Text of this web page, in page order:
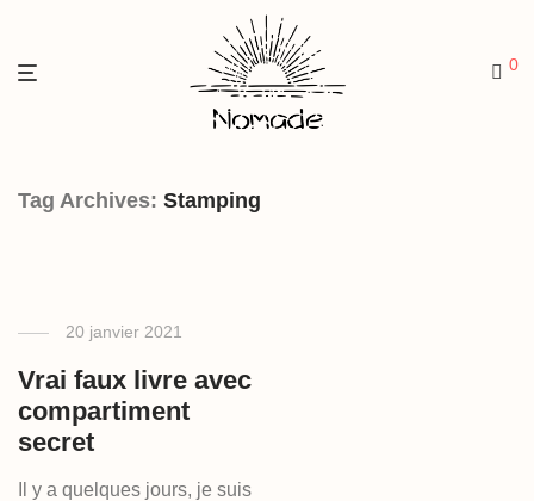
0
Tag Archives: Stamping
20 janvier 2021
Vrai faux livre avec
compartiment
secret
Il y a quelques jours, je suis